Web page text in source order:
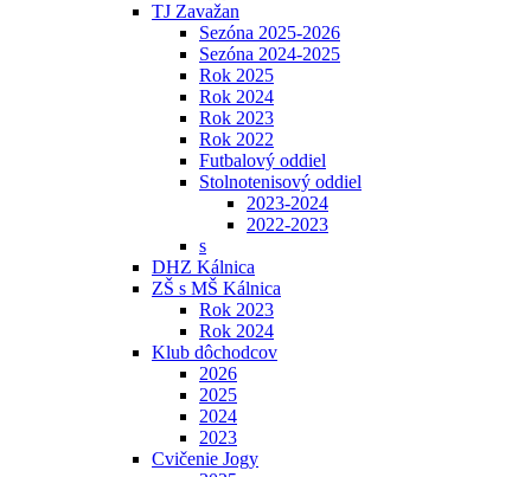
TJ Zavažan
Sezóna 2025-2026
Sezóna 2024-2025
Rok 2025
Rok 2024
Rok 2023
Rok 2022
Futbalový oddiel
Stolnotenisový oddiel
2023-2024
2022-2023
s
DHZ Kálnica
ZŠ s MŠ Kálnica
Rok 2023
Rok 2024
Klub dôchodcov
2026
2025
2024
2023
Cvičenie Jogy